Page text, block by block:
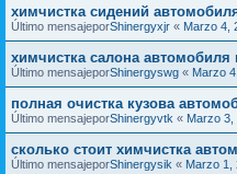
химчистка сидений
Último mensajeporShinergyxjr « Marzo 4,
химчистка салона автомобиля
Último mensajeporShinergyswg « Marzo
полная очистка кузова
Último mensajeporShinergyvtk « Marzo 3,
сколько стоит химчистка
Último mensajeporShinergysik « Marzo 1,